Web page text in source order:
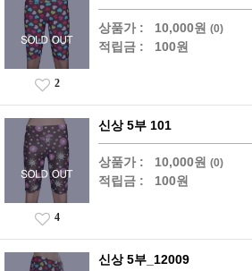
상품가 : 10,000원 (0)
적립금 : 100원
2
신상 5부 101
상품가 : 10,000원 (0)
적립금 : 100원
4
신상 5부_12009